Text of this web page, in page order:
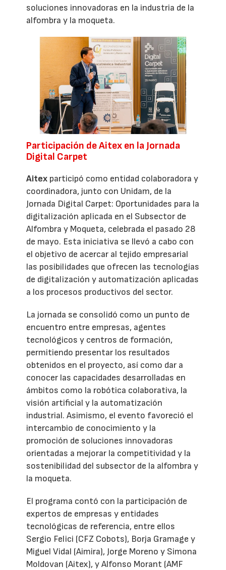
soluciones innovadoras en la industria de la
alfombra y la moqueta.
Participación de Aitex en la Jornada
Digital Carpet
Aitex participó como entidad colaboradora y
coordinadora, junto con Unidam, de la
Jornada Digital Carpet: Oportunidades para la
digitalización aplicada en el Subsector de
Alfombra y Moqueta, celebrada el pasado 28
de mayo. Esta iniciativa se llevó a cabo con
el objetivo de acercar al tejido empresarial
las posibilidades que ofrecen las tecnologías
de digitalización y automatización aplicadas
a los procesos productivos del sector.
La jornada se consolidó como un punto de
encuentro entre empresas, agentes
tecnológicos y centros de formación,
permitiendo presentar los resultados
obtenidos en el proyecto, así como dar a
conocer las capacidades desarrolladas en
ámbitos como la robótica colaborativa, la
visión artificial y la automatización
industrial. Asimismo, el evento favoreció el
intercambio de conocimiento y la
promoción de soluciones innovadoras
orientadas a mejorar la competitividad y la
sostenibilidad del subsector de la alfombra y
la moqueta.
El programa contó con la participación de
expertos de empresas y entidades
tecnológicas de referencia, entre ellos
Sergio Felici (CFZ Cobots), Borja Gramage y
Miguel Vidal (Aimira), Jorge Moreno y Simona
Moldovan (Aitex), y Alfonso Morant (AMF